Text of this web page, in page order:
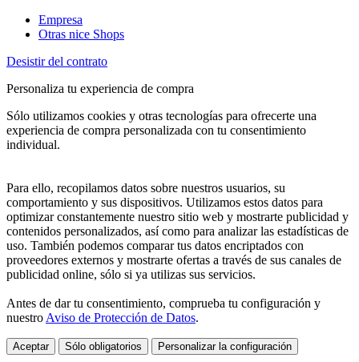
Empresa
Otras nice Shops
Desistir del contrato
Personaliza tu experiencia de compra
Sólo utilizamos cookies y otras tecnologías para ofrecerte una
experiencia de compra personalizada con tu consentimiento
individual.
Para ello, recopilamos datos sobre nuestros usuarios, su
comportamiento y sus dispositivos. Utilizamos estos datos para
optimizar constantemente nuestro sitio web y mostrarte publicidad y
contenidos personalizados, así como para analizar las estadísticas de
uso. También podemos comparar tus datos encriptados con
proveedores externos y mostrarte ofertas a través de sus canales de
publicidad online, sólo si ya utilizas sus servicios.
Antes de dar tu consentimiento, comprueba tu configuración y
nuestro Aviso de Protección de Datos.
Aceptar Sólo obligatorios Personalizar la configuración